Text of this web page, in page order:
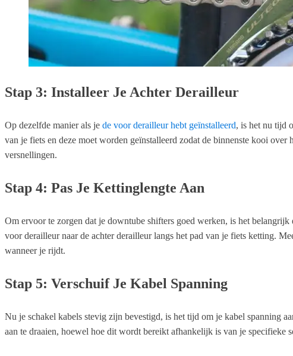
Stap 3: Installeer Je Achter Derailleur
Op dezelfde manier als je de voor derailleur hebt geïnstalleerd, is het nu tijd
van je fiets en deze moet worden geïnstalleerd zodat de binnenste kooi
versnellingen.
Stap 4: Pas Je Kettinglengte Aan
Om ervoor te zorgen dat je downtube shifters goed werken, is het belangrijk
voor derailleur naar de achter derailleur langs het pad van je fiets ketting.
wanneer je rijdt.
Stap 5: Verschuif Je Kabel Spanning
Nu je schakel kabels stevig zijn bevestigd, is het tijd om je kabel spanning
aan te draaien, hoewel hoe dit wordt bereikt afhankelijk is van je specifieke